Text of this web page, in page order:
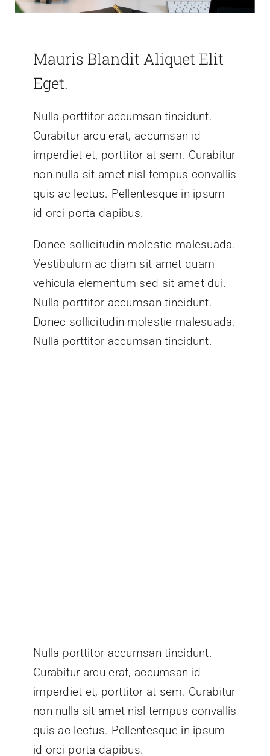
Mauris Blandit Aliquet Elit
Eget.
Nulla porttitor accumsan tincidunt.
Curabitur arcu erat, accumsan id
imperdiet et, porttitor at sem. Curabitur
non nulla sit amet nisl tempus convallis
quis ac lectus. Pellentesque in ipsum
id orci porta dapibus.
Donec sollicitudin molestie malesuada.
Vestibulum ac diam sit amet quam
vehicula elementum sed sit amet dui.
Nulla porttitor accumsan tincidunt.
Donec sollicitudin molestie malesuada.
Nulla porttitor accumsan tincidunt.
Nulla porttitor accumsan tincidunt.
Curabitur arcu erat, accumsan id
imperdiet et, porttitor at sem. Curabitur
non nulla sit amet nisl tempus convallis
quis ac lectus. Pellentesque in ipsum
id orci porta dapibus.